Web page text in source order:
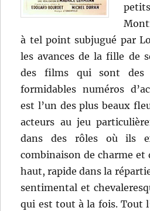
à tel point subjugué par
les avances de la fille de
des films qui sont des
formidables numéros
est l’un des plus beaux
acteurs au jeu
dans des rôles où ils
combinaison de charme et
haut, rapide dans la
sentimental et
qui est tout à la fois. Tout